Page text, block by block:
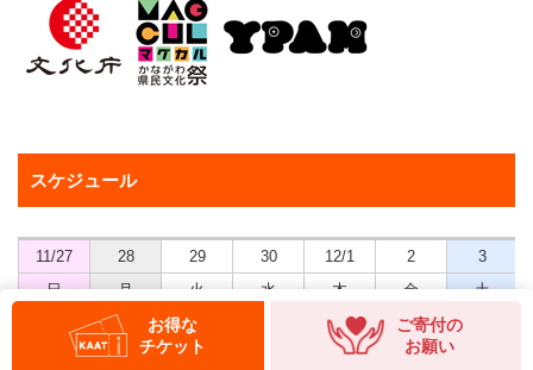
スケジュール
11/27 28 29 30 12/1 2
3
日
月 火 水 木 金 土
休
14:00
◎
13:00
お得な
チケット
ご寄付の
お願い